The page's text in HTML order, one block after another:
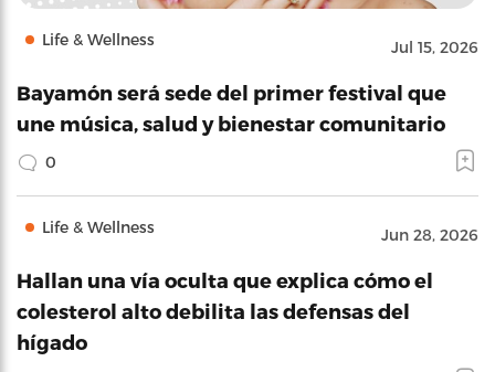
Life & Wellness Jul 15, 2026
Bayamón será sede del primer festival que
une música, salud y bienestar comunitario
0
Life & Wellness Jun 28, 2026
Hallan una vía oculta que explica cómo el
colesterol alto debilita las defensas del
hígado